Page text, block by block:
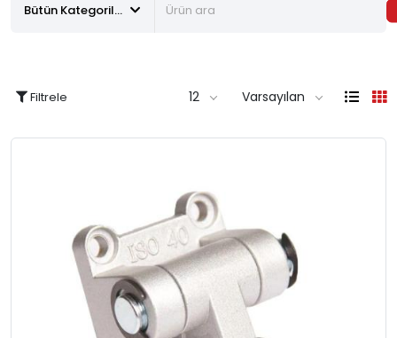
Bütün Kategoriler
Filtrele 12 Varsayılan